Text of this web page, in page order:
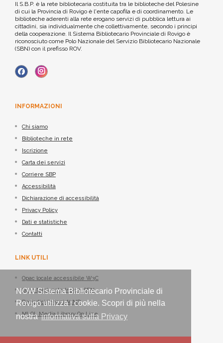
NOW Sistema Bibliotecario Provinciale di
Rovigo utilizza i cookie. Scopri di più nella
nostrainformativa sulla Privacy
Il S.B.P. è la rete bibliotecaria costituita tra le biblioteche del Polesine
di cui la Provincia di Rovigo è l'ente capofila e di coordinamento. Le
biblioteche aderenti alla rete erogano servizi di pubblica lettura ai
cittadini, sia individualmente che collettivamente, secondo i principi
della cooperazione. Il Sistema Bibliotecario Provinciale di Rovigo è
riconosciuto come Polo Nazionale del Servizio Bibliotecario Nazionale
(SBN) con il prefisso ROV.
INFORMAZIONI
Chi siamo
Biblioteche in rete
Iscrizione
Carta dei servizi
Corriere SBP
Accessibilità
Dichiarazione di accessibilità
Privacy Policy
Dati e statistiche
Contatti
LINK UTILI
Opac locale accessibile W3C
Opac Nazionale Indice SBN
Periodici italiani ACNP
MLOL Media Library On Line